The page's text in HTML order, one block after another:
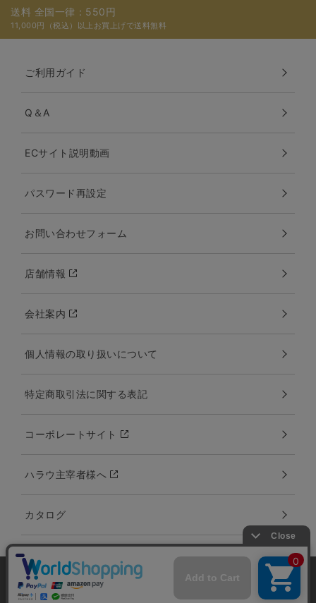
送料 全国一律：550円
11,000円（税込）以上お買上げで送料無料
ご利用ガイド
Q＆A
ECサイト説明動画
パスワード再設定
お問い合わせフォーム
店舗情報
会社案内
個人情報の取り扱いについて
特定商取引法に関する表記
コーポレートサイト
ハラウ主宰者様へ
カタログ
当サイトではユーザーの利便性向上やサイト改
善のためにCookieを使用しています。 詳細につ
承諾する